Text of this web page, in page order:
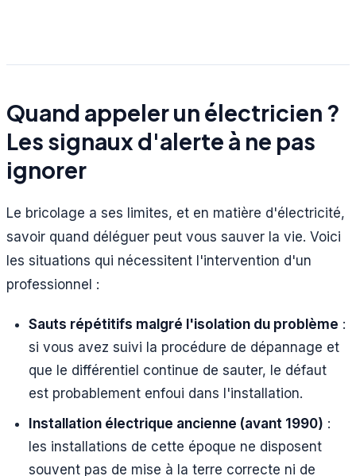
Quand appeler un électricien ?
Les signaux d'alerte à ne pas
ignorer
Le bricolage a ses limites, et en matière d'électricité,
savoir quand déléguer peut vous sauver la vie. Voici
les situations qui nécessitent l'intervention d'un
professionnel :
Sauts répétitifs malgré l'isolation du problème :
si vous avez suivi la procédure de dépannage et
que le différentiel continue de sauter, le défaut
est probablement enfoui dans l'installation.
Installation électrique ancienne (avant 1990) :
les installations de cette époque ne disposent
souvent pas de mise à la terre correcte ni de